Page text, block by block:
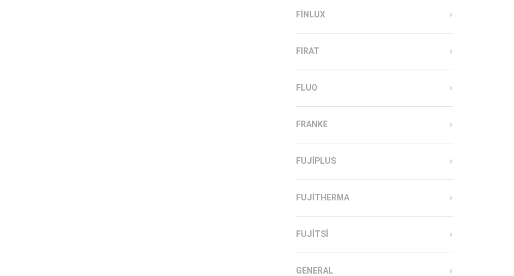
FINLUX
FIRAT
FLUO
FRANKE
FUJIPLUS
FUJITHERMA
FUJITSI
GENERAL